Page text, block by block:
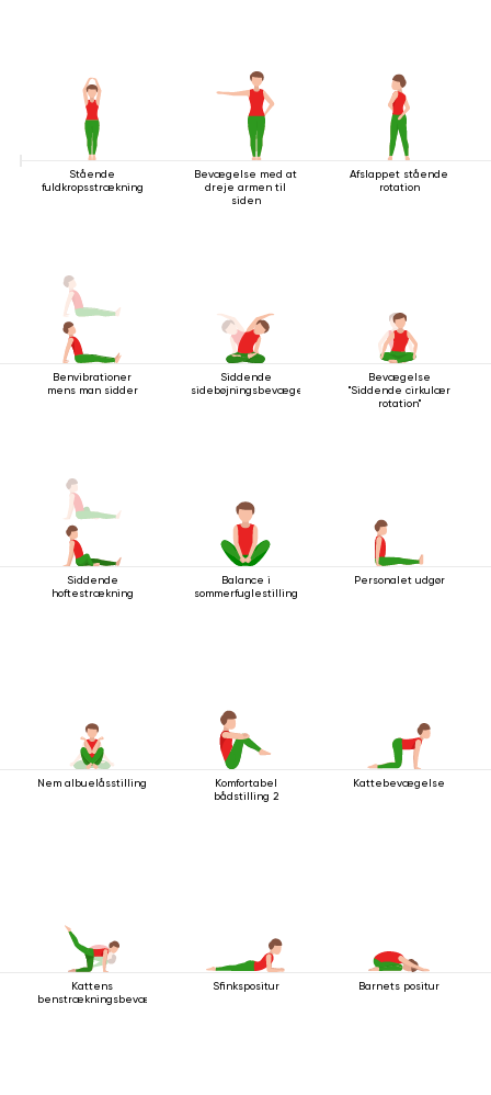
Stående
fuldkropsstrækning
Bevægelse med at
dreje armen til
siden
Afslappet stående
rotation
Benvibrationer
mens man sidder
Siddende
sidebøjningsbevægelse
Bevægelse
"Siddende cirkulær
rotation"
Siddende
hoftestrækning
Balance i
sommerfuglestilling
Personalet udgør
Nem albuelåsstilling
Komfortabel
bådstilling 2
Kattebevægelse
Kattens
benstrækningsbevægelse
Sfinkspositur Barnets positur